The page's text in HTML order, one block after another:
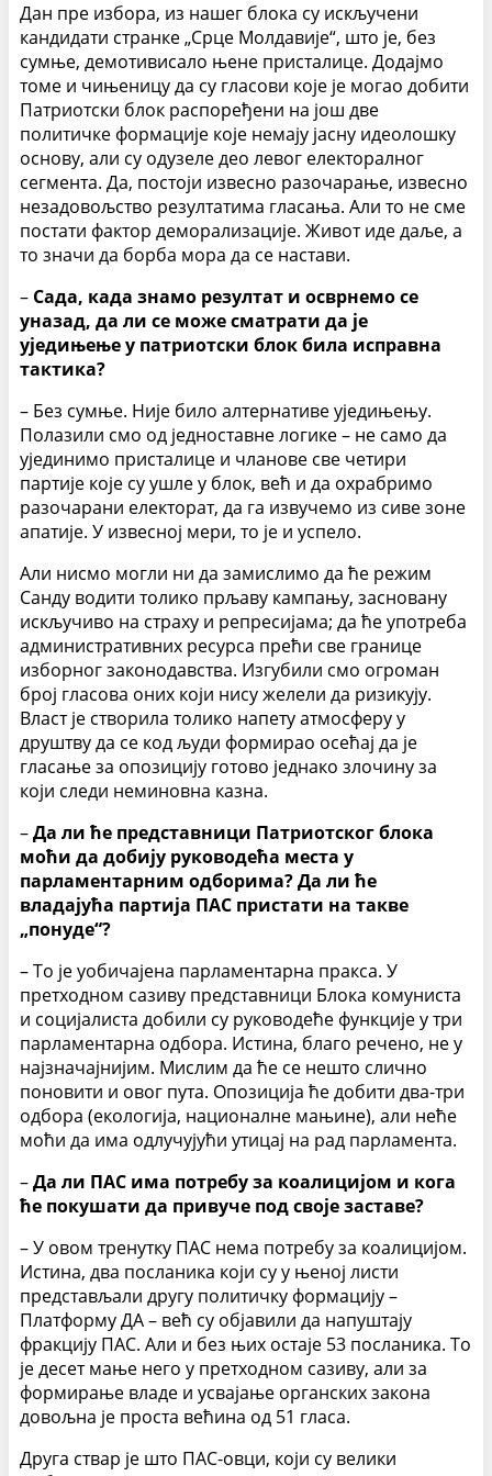
Дан пре избора, из нашег блока су искључени
кандидати странке „Срце Молдавије“, што је, без
сумње, демотивисало њене присталице. Додајмо
томе и чињеницу да су гласови које је могао добити
Патриотски блок распоређени на још две
политичке формације које немају јасну идеолошку
основу, али су одузеле део левог електоралног
сегмента. Да, постоји извесно разочарање, извесно
незадовољство резултатима гласања. Али то не сме
постати фактор деморализације. Живот иде даље, а
то значи да борба мора да се настави.
– Сада, када знамо резултат и осврнемо се
уназад, да ли се може сматрати да је
уједињење у патриотски блок била исправна
тактика?
– Без сумње. Није било алтернативе уједињењу.
Полазили смо од једноставне логике – не само да
ујединимо присталице и чланове све четири
партије које су ушле у блок, већ и да охрабримо
разочарани електорат, да га извучемо из сиве зоне
апатије. У извесној мери, то је и успело.
Али нисмо могли ни да замислимо да ће режим
Санду водити толико прљаву кампању, засновану
искључиво на страху и репресијама; да ће употреба
административних ресурса прећи све границе
изборног законодавства. Изгубили смо огроман
број гласова оних који нису желели да ризикују.
Власт је створила толико напету атмосферу у
друштву да се код људи формирао осећај да је
гласање за опозицију готово једнако злочину за
који следи неминовна казна.
–Да ли ће представници Патриотског блока
моћи да добију руководећа места у
парламентарним одборима? Да ли ће
владајућа партија ПАС пристати на такве
„понуде“?
– То је уобичајена парламентарна пракса. У
претходном сазиву представници Блока комуниста
и социјалиста добили су руководеће функције у три
парламентарна одбора. Истина, благо речено, не у
најзначајнијим. Мислим да ће се нешто слично
поновити и овог пута. Опозиција ће добити два-три
одбора (екологија, националне мањине), али неће
моћи да има одлучујући утицај на рад парламента.
–Да ли ПАС има потребу за коалицијом и кога
ће покушати да привуче под своје заставе?
– У овом тренутку ПАС нема потребу за коалицијом.
Истина, два посланика који су у њеној листи
представљали другу политичку формацију –
Платформу ДА – већ су објавили да напуштају
фракцију ПАС. Али и без њих остаје 53 посланика. То
је десет мање него у претходном сазиву, али за
формирање владе и усвајање органских закона
довољна је проста већина од 51 гласа.
Друга ствар је што ПАС-овци, који су велики